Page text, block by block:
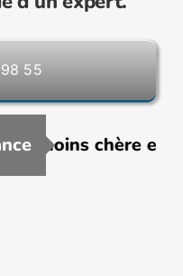
55
moins chère en